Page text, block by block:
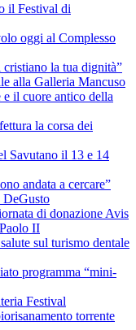
il Festival di
oggi al Complesso
la tua dignità”
alla Galleria Mancuso
il cuore antico della
la corsa dei
Savutano il 13 e 14
andata a cercare”
di donazione Avis
II
sul turismo dentale
programma “mini-
Festival
torrente